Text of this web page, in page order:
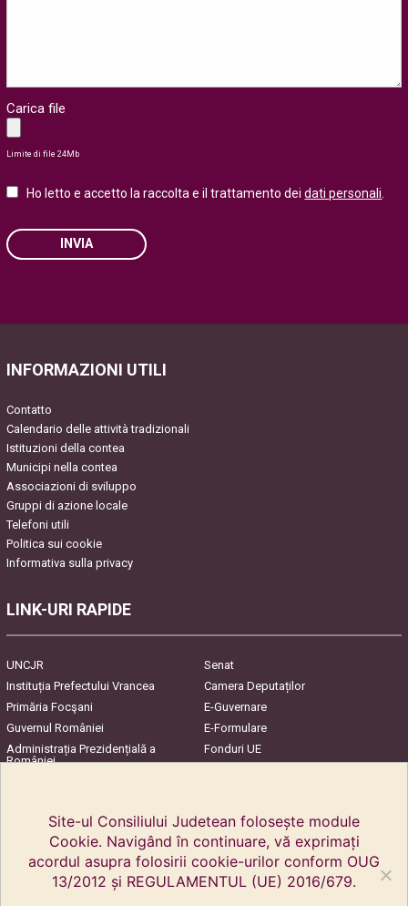
Carica file
Limite di file 24Mb
Ho letto e accetto la raccolta e il trattamento deidati personali
INVIA
empty.
INFORMAZIONI UTILI
Contatto
Calendario delle attività tradizionali
Istituzioni della contea
Municipi nella contea
Associazioni di sviluppo
Gruppi di azione locale
Telefoni utili
Politica sui cookie
Informativa sulla privacy
LINK-URI RAPIDE
UNCJR
Senat
Instituția Prefectului Vrancea
Camera Deputaților
Primăria Focşani
E-Guvernare
Guvernul României
E-Formulare
Administrația Prezidențială a
României
Fonduri UE
Site-ul Consiliului Judetean folosește module
Cookie. Navigând în continuare, vă exprimați
acordul asupra folosirii cookie-urilor conform OUG
13/2012 și REGULAMENTUL (UE) 2016/679.